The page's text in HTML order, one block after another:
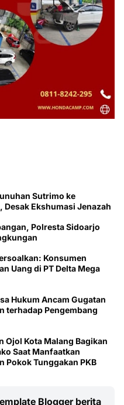
Sutrimo ke
Desak Ekshumasi Jenazah
Polresta Sidoarjo
Konsumen
Uang di PT Delta Mega
Hukum Ancam Gugatan
terhadap Pengembang
Ojol Kota Malang Bagikan
Saat Manfaatkan
Pokok Tunggakan PKB
Blogger berita